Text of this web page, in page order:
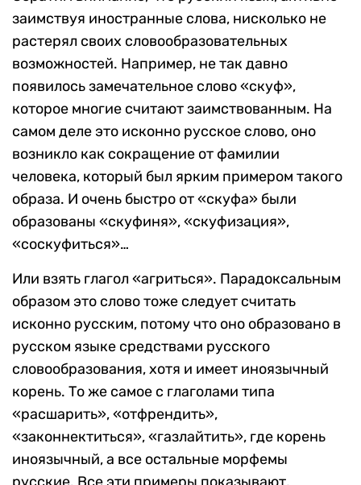
заимствуя иностранные слова, нисколько не
растерял своих словообразовательных
возможностей. Например, не так давно
появилось замечательное слово «скуф»,
которое многие считают заимствованным. На
самом деле это исконно русское слово, оно
возникло как сокращение от фамилии
человека, который был ярким примером такого
образа. И очень быстро от «скуфа» были
образованы «скуфиня», «скуфизация»,
«соскуфиться»…
Или взять глагол «агриться». Парадоксальным
образом это слово тоже следует считать
исконно русским, потому что оно образовано в
русском языке средствами русского
словообразования, хотя и имеет иноязычный
корень. То же самое с глаголами типа
«расшарить», «отфрендить»,
«законнектиться», «газлайтить», где корень
иноязычный, а все остальные морфемы